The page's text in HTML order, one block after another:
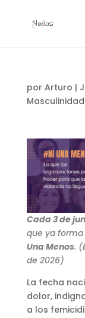
por Arturo |
Cada 3 de
que ya
Una Menos.
de 2026)
La fecha
dolor,
a los